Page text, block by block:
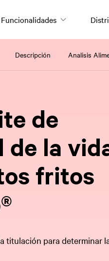
Funcionalidades
Descripción Analisis
de
la
fritos
titulación para determinar